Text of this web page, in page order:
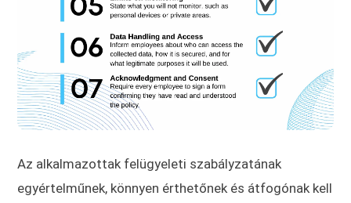
Az alkalmazottak felügyeleti szabályzatának
egyértelműnek, könnyen érthetőnek és átfogónak kell